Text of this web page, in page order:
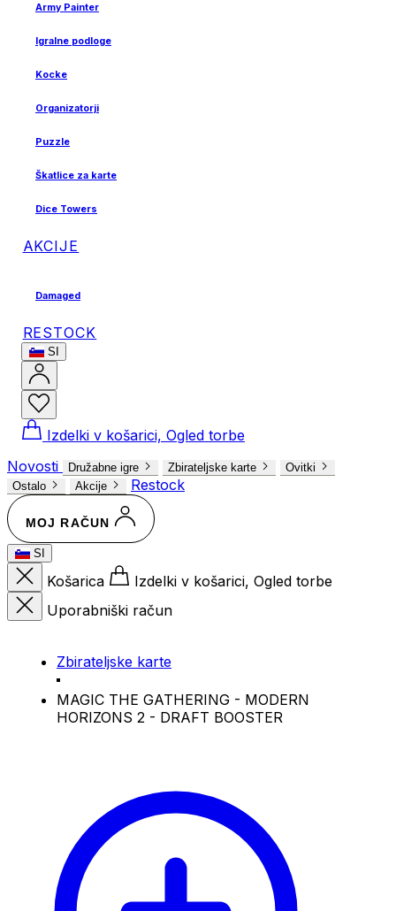
Army Painter
Igralne podloge
Kocke
Organizatorji
Puzzle
Škatlice za karte
Dice Towers
AKCIJE
Damaged
RESTOCK
SI
Izdelki v košarici, Ogled torbe
Novosti
Družabne igre Zbirateljske karte
Ovitki
Ostalo
Akcije Restock
MOJ RAČUN
SI
Košarica
Izdelki v košarici, Ogled torbe
Uporabniški račun
Zbirateljske karte
MAGIC THE GATHERING - MODERN
HORIZONS 2 - DRAFT BOOSTER